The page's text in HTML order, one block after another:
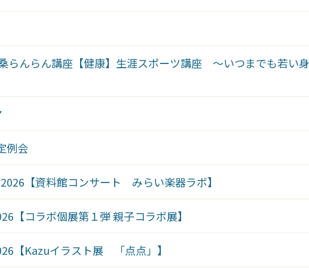
桑らんらん講座【健康】生涯スポーツ講座 ～いつまでも若い
例会
【資料館コンサート みらい楽器ラボ】
【コラボ個展第１弾 親子コラボ展】
【Kazuイラスト展 「点点」】